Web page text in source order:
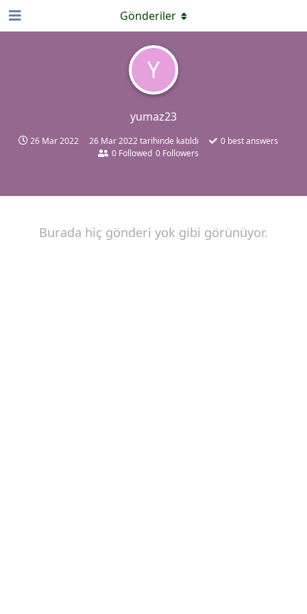
Y
yumaz23
26 Mar 2022 26 Mar 2022tarihinde katıldı 0 best answers
0 Followed 0 Followers
Gönderiler
Burada hiç gönderi yok gibi görünüyor.